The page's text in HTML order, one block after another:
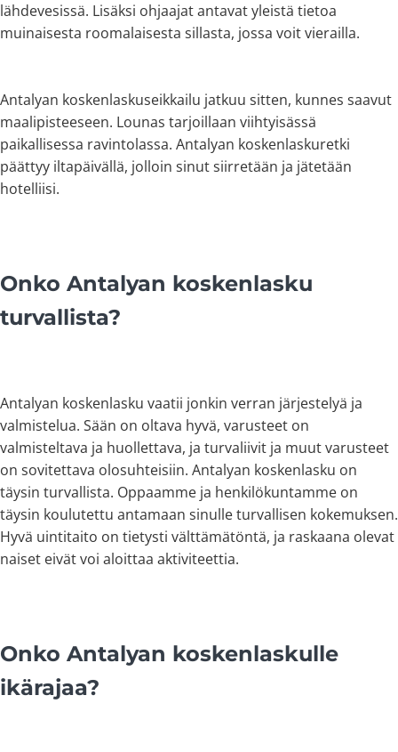
lähdevesissä. Lisäksi ohjaajat antavat yleistä tietoa
muinaisesta roomalaisesta sillasta, jossa voit vierailla.
Antalyan koskenlaskuseikkailu jatkuu sitten, kunnes saavut
maalipisteeseen. Lounas tarjoillaan viihtyisässä
paikallisessa ravintolassa. Antalyan koskenlaskuretki
päättyy iltapäivällä, jolloin sinut siirretään ja jätetään
hotelliisi.
Onko Antalyan koskenlasku
turvallista?
Antalyan koskenlasku vaatii jonkin verran järjestelyä ja
valmistelua. Sään on oltava hyvä, varusteet on
valmisteltava ja huollettava, ja turvaliivit ja muut varusteet
on sovitettava olosuhteisiin. Antalyan koskenlasku on
täysin turvallista. Oppaamme ja henkilökuntamme on
täysin koulutettu antamaan sinulle turvallisen kokemuksen.
Hyvä uintitaito on tietysti välttämätöntä, ja raskaana olevat
naiset eivät voi aloittaa aktiviteettia.
Onko Antalyan koskenlaskulle
ikärajaa?